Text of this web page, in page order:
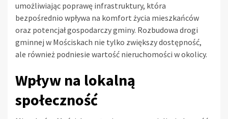
umożliwiając poprawę infrastruktury, która
bezpośrednio wpływa na komfort życia mieszkańców
oraz potencjał gospodarczy gminy. Rozbudowa drogi
gminnej w Mościskach nie tylko zwiększy dostępność,
ale również podniesie wartość nieruchomości w okolicy.
Wpływ na lokalną
społeczność